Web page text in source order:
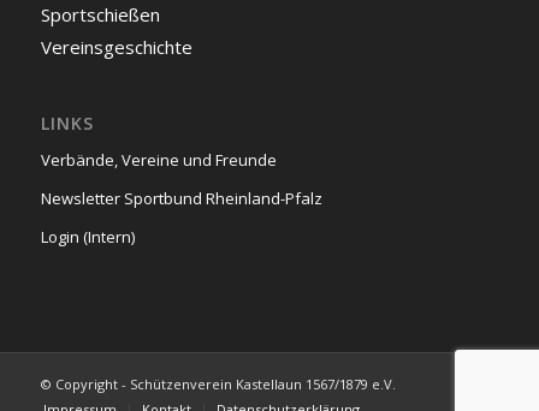
Sportschießen
Vereinsgeschichte
LINKS
Verbände, Vereine und Freunde
Newsletter Sportbund Rheinland-Pfalz
Login (Intern)
© Copyright - Schützenverein Kastellaun 1567/1879 e.V.